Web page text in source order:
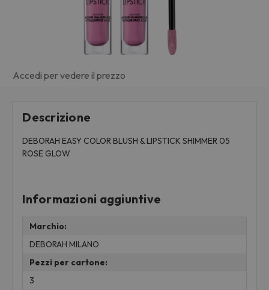
Accedi per vedere il prezzo
Descrizione
DEBORAH EASY COLOR BLUSH & LIPSTICK SHIMMER 05
ROSE GLOW
Informazioni aggiuntive
Marchio:
DEBORAH MILANO
Pezzi per cartone:
3